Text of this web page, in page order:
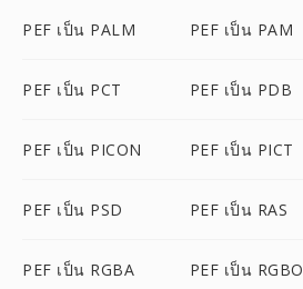
PEF เป็น PALM PEF เป็น PAM
PEF เป็น PCT PEF เป็น PDB
PEF เป็น PICON PEF เป็น PICT
PEF เป็น PSD PEF เป็น RAS
PEF เป็น RGBA PEF เป็น RGBO